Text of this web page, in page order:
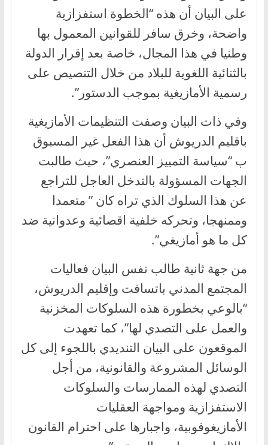
على البيان أن هذه “الخطوة استفزازية
واضحة، وخرق سافر للقوانين المعمول بها
وطنيا في هذا المجال، خاصة بعد إقرار الدولة
بالثنائية اللغوية للبلاد من خلال التنصيص على
رسمية الأمازيغية بموجب الدستور”.
وفي ذات البيان وصفت التنظيمات الأمازيغية
باقليم الدريوش أن هذا الفعل غير المسبوق
ب “سياسة التمييز العنصري”، حيث طالبت
الجهات المسؤولة بالتدخل العاجل للتراجع
عن هذا السلوك الذي تراه كان ” متعمدا
وممنهجا، وتحركه خلفية اقصائية وعدوانية ضد
كل ما هو أمازيغي”.
من جهة ثانية طالب نفس البيان فعاليات
المجتمع المدني باتسافت وإقليم الدريوش،
“بالوعي بخطورة هذه السلوكات المخزنية
والعمل على التصدي لها”، كما تعهدت
الموقعون على البيان التنديدي باللجوء إلى كل
الوسائل المشروعة والقانونية، من أجل
التصدي لهذه الممارسات والسلوكات
الاستفزازية ومواجهة العقليات
الأمازيغوفوبية، واجبارها على احترام القانون